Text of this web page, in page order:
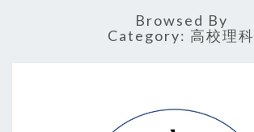
Browsed By
Category: 高校理科